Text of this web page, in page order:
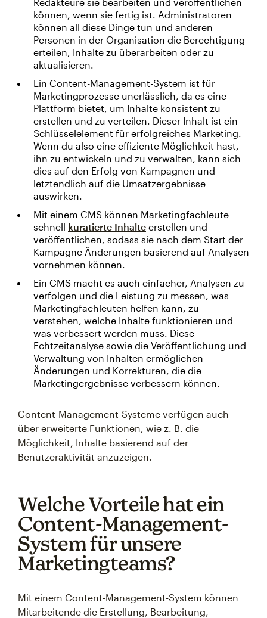
können, wenn sie fertig ist. Administratoren
können all diese Dinge tun und anderen
Personen in der Organisation die Berechtigung
erteilen, Inhalte zu überarbeiten oder zu
aktualisieren.
Ein Content-Management-System ist für
Marketingprozesse unerlässlich, da es eine
Plattform bietet, um Inhalte konsistent zu
erstellen und zu verteilen. Dieser Inhalt ist ein
Schlüsselelement für erfolgreiches Marketing.
Wenn du also eine effiziente Möglichkeit hast,
ihn zu entwickeln und zu verwalten, kann sich
dies auf den Erfolg von Kampagnen und
letztendlich auf die Umsatzergebnisse
auswirken.
Mit einem CMS können Marketingfachleute
schnell kuratierte Inhalte erstellen und
veröffentlichen, sodass sie nach dem Start der
Kampagne Änderungen basierend auf Analysen
vornehmen können.
Ein CMS macht es auch einfacher, Analysen zu
verfolgen und die Leistung zu messen, was
Marketingfachleuten helfen kann, zu
verstehen, welche Inhalte funktionieren und
was verbessert werden muss. Diese
Echtzeitanalyse sowie die Veröffentlichung und
Verwaltung von Inhalten ermöglichen
Änderungen und Korrekturen, die die
Marketingergebnisse verbessern können.
Content-Management-Systeme verfügen auch
über erweiterte Funktionen, wie z. B. die
Möglichkeit, Inhalte basierend auf der
Benutzeraktivität anzuzeigen.
Welche Vorteile hat ein
Content-Management-
System für unsere
Marketingteams?
Mit einem Content-Management-System können
Mitarbeitende die Erstellung, Bearbeitung,